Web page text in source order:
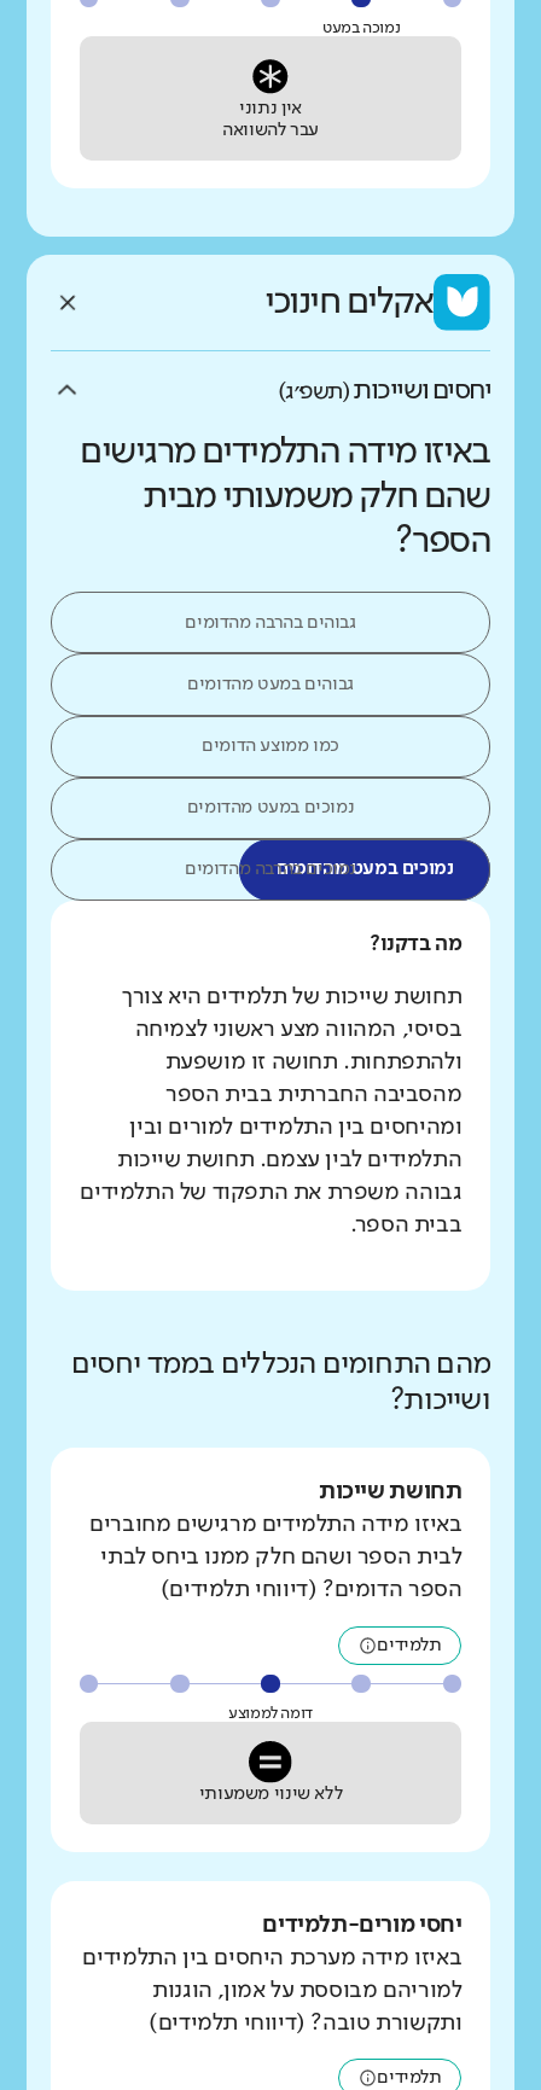
נמוכה במעט
אין נתוני
עבר להשוואה
אקלים חינוכי
יחסים ושייכות(תשפ״ג)
באיזו מידה התלמידים מרגישים
שהם חלק משמעותי מבית
הספר?
גבוהים בהרבה מהדומים
גבוהים במעט מהדומים
כמו ממוצע הדומים
נמוכים במעט מהדומים
נמוכים במעט מהדומיםנמוכים בהרבה מהדומים
מה בדקנו?
תחושת שייכות של תלמידים היא צורך
בסיסי, המהווה מצע ראשוני לצמיחה
ולהתפתחות. תחושה זו מושפעת
מהסביבה החברתית בבית הספר
ומהיחסים בין התלמידים למורים ובין
התלמידים לבין עצמם. תחושת שייכות
גבוהה משפרת את התפקוד של התלמידים
בבית הספר.
מהם התחומים הנכללים בממד יחסים
ושייכות?
תחושת שייכות
באיזו מידה התלמידים מרגישים מחוברים
לבית הספר ושהם חלק ממנו ביחס לבתי
הספר הדומים? (דיווחי תלמידים)
תלמידים
דומה לממוצע
ללא שינוי משמעותי
יחסי מורים-תלמידים
באיזו מידה מערכת היחסים בין התלמידים
למוריהם מבוססת על אמון, הוגנות
ותקשורת טובה? (דיווחי תלמידים)
תלמידים